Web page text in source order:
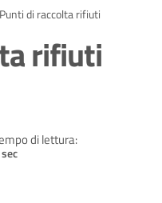
Punti di raccolta rifiuti
rifiuti
di lettura: